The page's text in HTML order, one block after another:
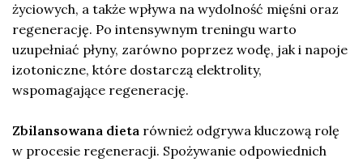
życiowych, a także wpływa na wydolność mięśni oraz
regenerację. Po intensywnym treningu warto
uzupełniać płyny, zarówno poprzez wodę, jak i napoje
izotoniczne, które dostarczą elektrolity,
wspomagające regenerację.
Zbilansowana dieta również odgrywa kluczową rolę
w procesie regeneracji. Spożywanie odpowiednich